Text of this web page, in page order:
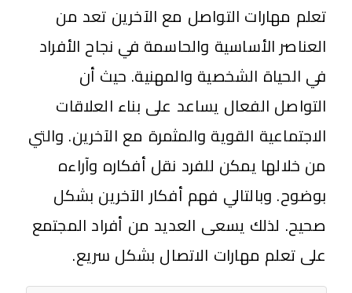
تعلم مهارات التواصل مع الآخرين تعد من
العناصر الأساسية والحاسمة في نجاح الأفراد
في الحياة الشخصية والمهنية. حيث أن
التواصل الفعال يساعد على بناء العلاقات
الاجتماعية القوية والمثمرة مع الآخرين. والتي
من خلالها يمكن للفرد نقل أفكاره وآراءه
بوضوح. وبالتالي فهم أفكار الآخرين بشكل
صحيح. لذلك يسعى العديد من أفراد المجتمع
على تعلم مهارات الاتصال بشكل سريع.